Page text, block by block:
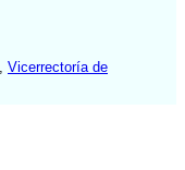
Vicerrectoría de